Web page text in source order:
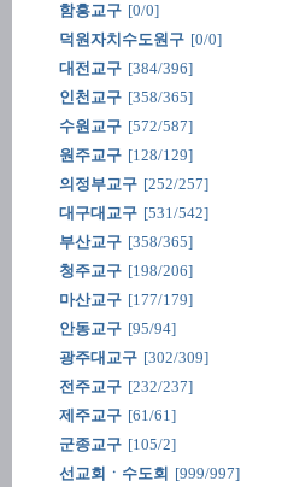
함흥교구 [0/0]
덕원자치수도원구 [0/0]
대전교구 [384/396]
인천교구 [358/365]
수원교구 [572/587]
원주교구 [128/129]
의정부교구 [252/257]
대구대교구 [531/542]
부산교구 [358/365]
청주교구 [198/206]
마산교구 [177/179]
안동교구 [95/94]
광주대교구 [302/309]
전주교구 [232/237]
제주교구 [61/61]
군종교구 [105/2]
선교회ㆍ수도회 [999/997]